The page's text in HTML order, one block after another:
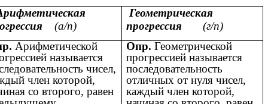
(а/п)
Геометрическая
прогрессия(г/п)
Арифметической
называется
чисел,
член которой,
со второго, равен
Опр.Геометрической
прогрессией называется
последовательность
отличных от нуля чисел,
каждый член которой,